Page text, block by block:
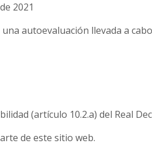
2021
autoevaluación llevada a
(artículo 10.2.a) del Real
de este sitio web.